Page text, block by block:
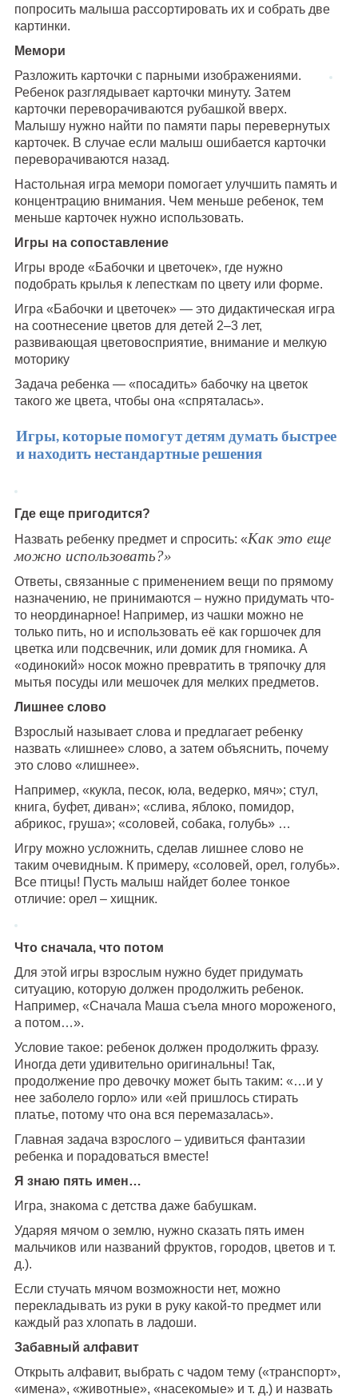
попросить малыша рассортировать их и собрать две
картинки.
Мемори
Разложить карточки с парными изображениями.
Ребенок разглядывает карточки минуту. Затем
карточки переворачиваются рубашкой вверх.
Малышу нужно найти по памяти пары перевернутых
карточек. В случае если малыш ошибается карточки
переворачиваются назад.
Настольная игра мемори помогает улучшить память и
концентрацию внимания. Чем меньше ребенок, тем
меньше карточек нужно использовать.
Игры на сопоставление
Игры вроде «Бабочки и цветочек», где нужно
подобрать крылья к лепесткам по цвету или форме.
Игра «Бабочки и цветочек» — это дидактическая игра
на соотнесение цветов для детей 2–3 лет,
развивающая цветовосприятие, внимание и мелкую
моторику
Задача ребенка — «посадить» бабочку на цветок
такого же цвета, чтобы она «спряталась».
Игры, которые помогут детям думать быстрее
и находить нестандартные решения
Где еще пригодится?
Назвать ребенку предмет и спросить: «Как это еще
можно использовать?»
Ответы, связанные с применением вещи по прямому
назначению, не принимаются – нужно придумать что-
то неординарное! Например, из чашки можно не
только пить, но и использовать её как горшочек для
цветка или подсвечник, или домик для гномика. А
«одинокий» носок можно превратить в тряпочку для
мытья посуды или мешочек для мелких предметов.
Лишнее слово
Взрослый называет слова и предлагает ребенку
назвать «лишнее» слово, а затем объяснить, почему
это слово «лишнее».
Например, «кукла, песок, юла, ведерко, мяч»; стул,
книга, буфет, диван»; «слива, яблоко, помидор,
абрикос, груша»; «соловей, собака, голубь» …
Игру можно усложнить, сделав лишнее слово не
таким очевидным. К примеру, «соловей, орел, голубь».
Все птицы! Пусть малыш найдет более тонкое
отличие: орел – хищник.
Что сначала, что потом
Для этой игры взрослым нужно будет придумать
ситуацию, которую должен продолжить ребенок.
Например, «Сначала Маша съела много мороженого,
а потом…».
Условие такое: ребенок должен продолжить фразу.
Иногда дети удивительно оригинальны! Так,
продолжение про девочку может быть таким: «…и у
нее заболело горло» или «ей пришлось стирать
платье, потому что она вся перемазалась».
Главная задача взрослого – удивиться фантазии
ребенка и порадоваться вместе!
Я знаю пять имен…
Игра, знакома с детства даже бабушкам.
Ударяя мячом о землю, нужно сказать пять имен
мальчиков или названий фруктов, городов, цветов и т.
д.).
Если стучать мячом возможности нет, можно
перекладывать из руки в руку какой-то предмет или
каждый раз хлопать в ладоши.
Забавный алфавит
Открыть алфавит, выбрать с чадом тему («транспорт»,
«имена», «животные», «насекомые» и т. д.) и назвать